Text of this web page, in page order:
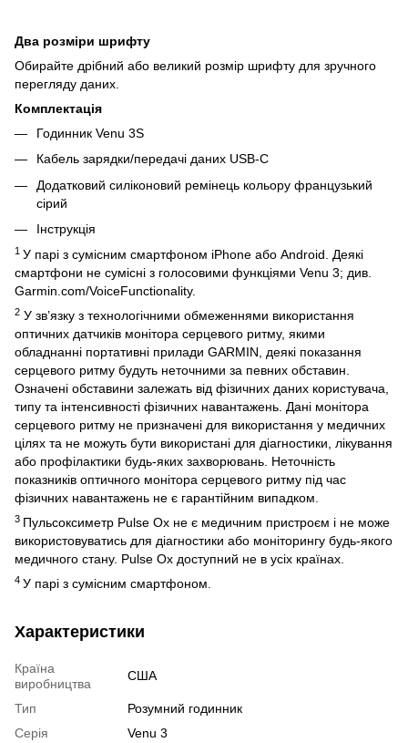
Два розміри шрифту
Обирайте дрібний або великий розмір шрифту для зручного
перегляду даних.
Комплектація
Годинник Venu 3S
Кабель зарядки/передачі даних USB-C
Додатковий силіконовий ремінець кольору французький
сірий
Інструкція
1 У парі з сумісним смартфоном iPhone або Android. Деякі
смартфони не сумісні з голосовими функціями Venu 3; див.
Garmin.com/VoiceFunctionality.
2 У зв’язку з технологічними обмеженнями використання
оптичних датчиків монітора серцевого ритму, якими
обладнанні портативні прилади GARMIN, деякі показання
серцевого ритму будуть неточними за певних обставин.
Означені обставини залежать від фізичних даних користувача,
типу та інтенсивності фізичних навантажень. Дані монітора
серцевого ритму не призначені для використання у медичних
цілях та не можуть бути використані для діагностики, лікування
або профілактики будь-яких захворювань. Неточність
показників оптичного монітора серцевого ритму під час
фізичних навантажень не є гарантійним випадком.
3 Пульсоксиметр Pulse Ox не є медичним пристроєм і не може
використовуватись для діагностики або моніторингу будь-якого
медичного стану. Pulse Ox доступний не в усіх країнах.
4 У парі з сумісним смартфоном.
Характеристики
Країна
виробництва
США
Тип
Розумний годинник
Серія
Venu 3